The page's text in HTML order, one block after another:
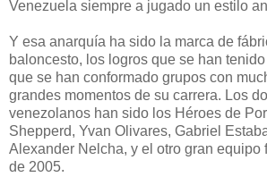
Venezuela siempre a jugado un estilo
Y esa anarquía ha sido la marca de
baloncesto, los logros que se han
que se han conformado grupos con
grandes momentos de su carrera. Los
venezolanos han sido los Héroes de
Shepperd, Yvan Olivares, Gabriel
Alexander Nelcha, y el otro gran equipo
de 2005.